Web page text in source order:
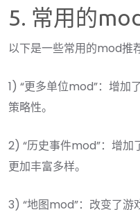
5. 常用的
以下是一些常用的mod推荐
1) “更多单位mod”：增加
策略性。
2) “历史事件mod”：增加
更加丰富多样。
3) “地图mod”：改变了游